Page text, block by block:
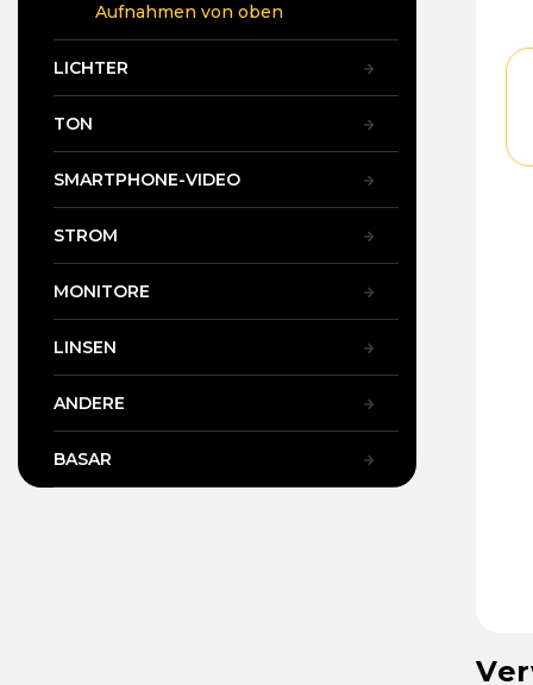
Aufnahmen von oben
LICHTER
TON
SMARTPHONE-VIDEO
STROM
MONITORE
LINSEN
ANDERE
BASAR